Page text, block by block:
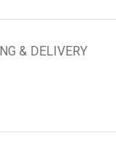
& DELIVERY